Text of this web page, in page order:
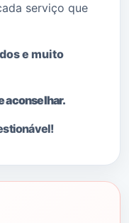
serviço que
e muito
aconselhar.